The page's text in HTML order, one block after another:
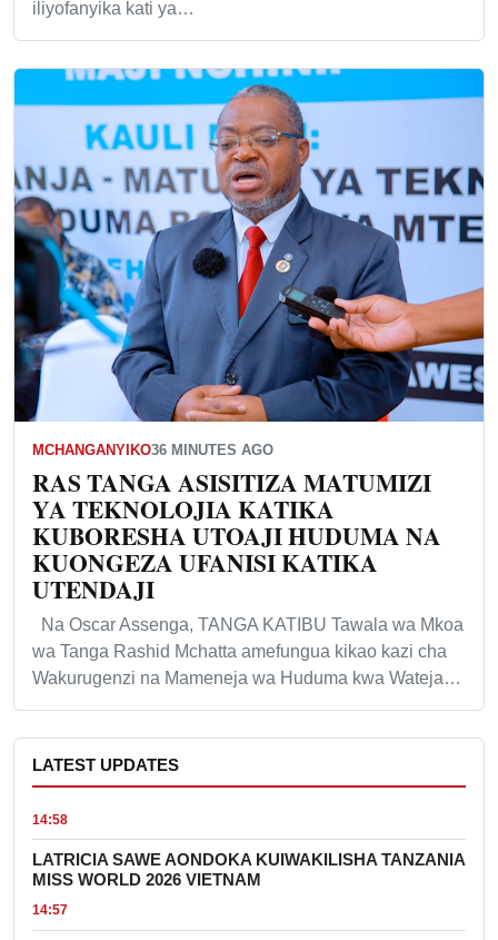
iliyofanyika kati ya…
MCHANGANYIKO36 MINUTES AGO
RAS TANGA ASISITIZA MATUMIZI
YA TEKNOLOJIA KATIKA
KUBORESHA UTOAJI HUDUMA NA
KUONGEZA UFANISI KATIKA
UTENDAJI
Na Oscar Assenga, TANGA KATIBU Tawala wa Mkoa
wa Tanga Rashid Mchatta amefungua kikao kazi cha
Wakurugenzi na Mameneja wa Huduma kwa Wateja…
LATEST UPDATES
14:58
LATRICIA SAWE AONDOKA KUIWAKILISHA TANZANIA
MISS WORLD 2026 VIETNAM
14:57